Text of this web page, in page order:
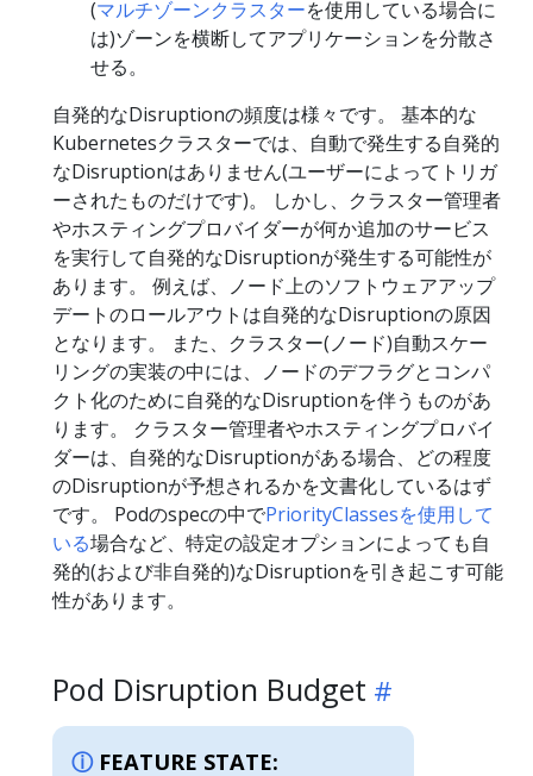
(マルチゾーンクラスターを使用している場合に
は)ゾーンを横断してアプリケーションを分散さ
せる。
自発的なDisruptionの頻度は様々です。 基本的な
Kubernetesクラスターでは、自動で発生する自発的
なDisruptionはありません(ユーザーによってトリガ
ーされたものだけです)。 しかし、クラスター管理者
やホスティングプロバイダーが何か追加のサービス
を実行して自発的なDisruptionが発生する可能性が
あります。 例えば、ノード上のソフトウェアアップ
デートのロールアウトは自発的なDisruptionの原因
となります。 また、クラスター(ノード)自動スケー
リングの実装の中には、ノードのデフラグとコンパ
クト化のために自発的なDisruptionを伴うものがあ
ります。 クラスター管理者やホスティングプロバイ
ダーは、自発的なDisruptionがある場合、どの程度
のDisruptionが予想されるかを文書化しているはず
です。 Podのspecの中でPriorityClassesを使用して
いる場合など、特定の設定オプションによっても自
発的(および非自発的)なDisruptionを引き起こす可能
性があります。
Pod Disruption Budget
FEATURE STATE: